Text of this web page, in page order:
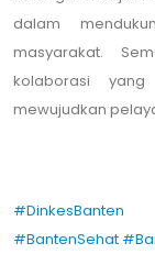
dalam
masyarakat.
kolaborasi
mewujudkan
#DinkesBanten
#BantenSehat